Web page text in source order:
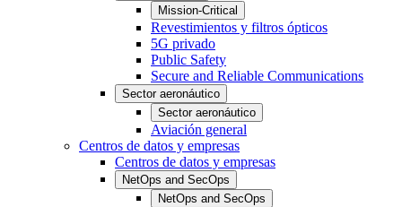
Mission-Critical
Revestimientos y filtros ópticos
5G privado
Public Safety
Secure and Reliable Communications
Sector aeronáutico
Sector aeronáutico
Aviación general
Centros de datos y empresas
Centros de datos y empresas
NetOps and SecOps
NetOps and SecOps